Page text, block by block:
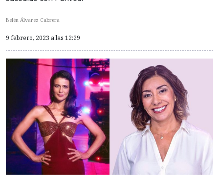
Belén Álvarez Cabrera
9 febrero, 2023 a las 12:29